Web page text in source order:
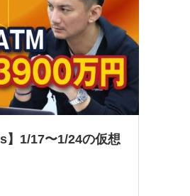
】1/17〜1/24の仮想